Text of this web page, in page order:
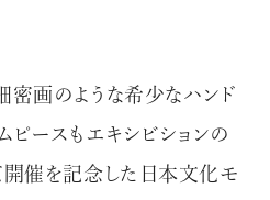
密画のような希少なハンド
ピースもエキシビションの
開催を記念した日本文化モ